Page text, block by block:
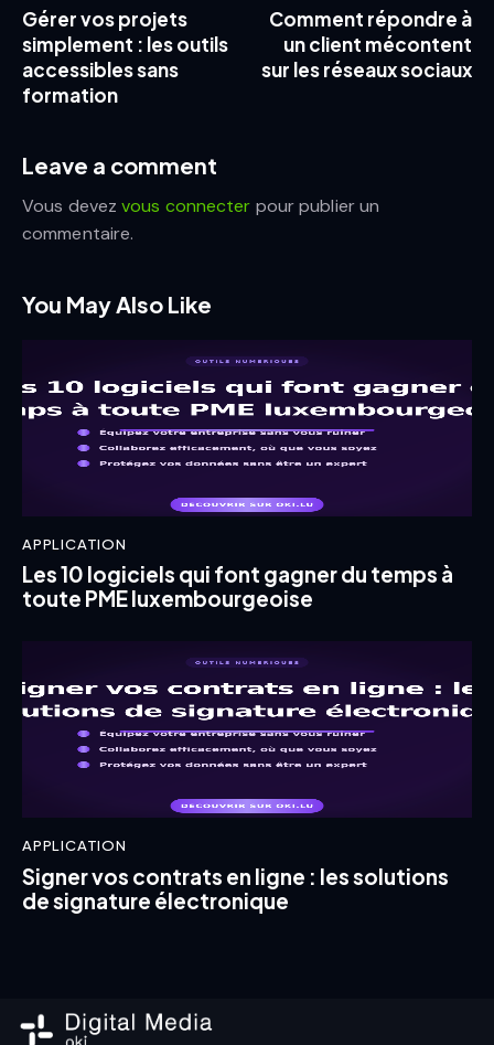
Gérer vos projets
simplement : les outils
accessibles sans
formation
Comment répondre à
un client mécontent
sur les réseaux sociaux
Leave a comment
Vous devezvous connecter pour publier un
commentaire.
You May Also Like
APPLICATION
Les 10 logiciels qui font gagner du temps à
toute PME luxembourgeoise
APPLICATION
Signer vos contrats en ligne : les solutions
de signature électronique